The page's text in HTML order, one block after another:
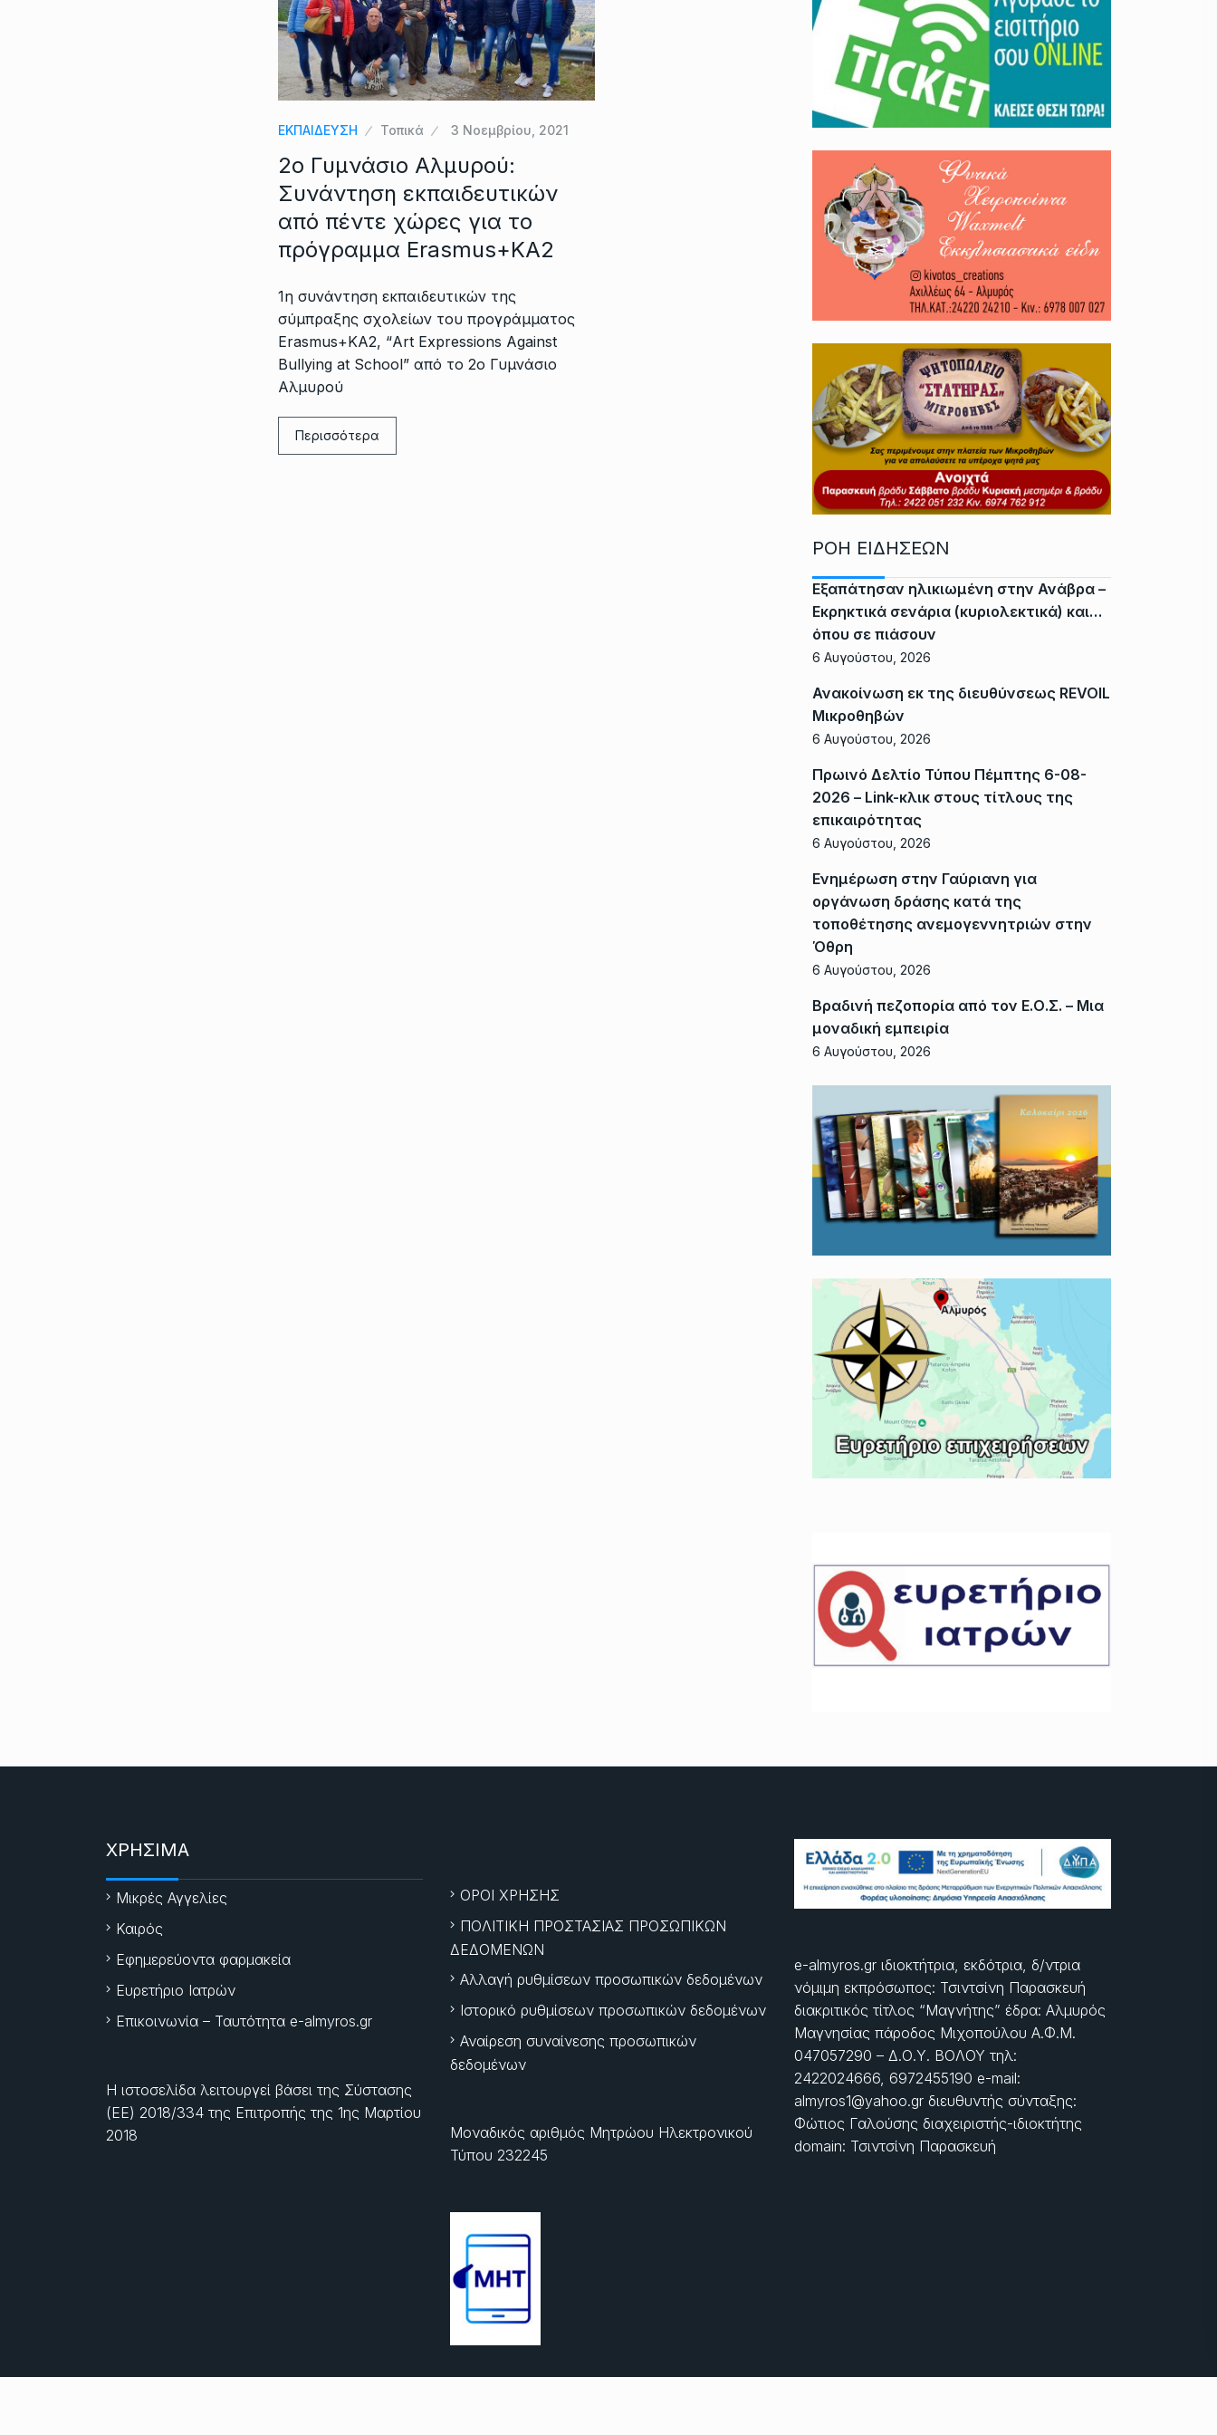
ΕΚΠΑΙΔΕΥΣΗ Τοπικά 3 Νοεμβρίου, 2021
2ο Γυμνάσιο Αλμυρού:
Συνάντηση εκπαιδευτικών
από πέντε χώρες για το
πρόγραμμα Erasmus+ΚΑ2
1η συνάντηση εκπαιδευτικών της
σύμπραξης σχολείων του προγράμματος
Erasmus+ΚΑ2, “Art Expressions Against
Bullying at School” από το 2ο Γυμνάσιο
Αλμυρού
Περισσότερα
ΡΟΗ ΕΙΔΗΣΕΩΝ
Εξαπάτησαν ηλικιωμένη στην Ανάβρα –
Εκρηκτικά σενάρια (κυριολεκτικά) και…
όπου σε πιάσουν
6 Αυγούστου, 2026
Ανακοίνωση εκ της διευθύνσεως REVOIL
Μικροθηβών
6 Αυγούστου, 2026
Πρωινό Δελτίο Τύπου Πέμπτης 6-08-
2026 – Link-κλικ στους τίτλους της
επικαιρότητας
6 Αυγούστου, 2026
Ενημέρωση στην Γαύριανη για
οργάνωση δράσης κατά της
τοποθέτησης ανεμογεννητριών στην
Όθρη
6 Αυγούστου, 2026
Βραδινή πεζοπορία από τον Ε.Ο.Σ. – Μια
μοναδική εμπειρία
6 Αυγούστου, 2026
ΧΡΗΣΙΜΑ
Μικρές Αγγελίες
Καιρός
Εφημερεύοντα φαρμακεία
Ευρετήριο Ιατρών
Επικοινωνία – Ταυτότητα e-almyros.gr
Η ιστοσελίδα λειτουργεί βάσει της Σύστασης
(ΕΕ) 2018/334 της Επιτροπής της 1ης Μαρτίου
2018
ΟΡΟΙ ΧΡΗΣΗΣ
ΠΟΛΙΤΙΚΗ ΠΡΟΣΤΑΣΙΑΣ ΠΡΟΣΩΠΙΚΩΝ
ΔΕΔΟΜΕΝΩΝ
Αλλαγή ρυθμίσεων προσωπικών δεδομένων
Ιστορικό ρυθμίσεων προσωπικών δεδομένων
Αναίρεση συναίνεσης προσωπικών
δεδομένων
Μοναδικός αριθμός Μητρώου Ηλεκτρονικού
Τύπου 232245
e-almyros.gr ιδιοκτήτρια, εκδότρια, δ/ντρια
νόμιμη εκπρόσωπος: Τσιντσίνη Παρασκευή
διακριτικός τίτλος “Μαγνήτης” έδρα: Αλμυρός
Μαγνησίας πάροδος Μιχοπούλου Α.Φ.Μ.
047057290 – Δ.Ο.Υ. ΒΟΛΟΥ τηλ:
2422024666, 6972455190 e-mail:
almyros1@yahoo.gr διευθυντής σύνταξης:
Φώτιος Γαλούσης διαχειριστής-ιδιοκτήτης
domain: Τσιντσίνη Παρασκευή